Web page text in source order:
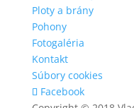
Ploty a brány
Pohony
Fotogaléria
Kontakt
Súbory cookies
Facebook